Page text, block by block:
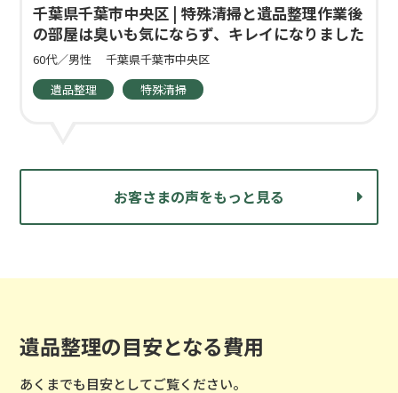
千葉県千葉市中央区 | 特殊清掃と遺品整理作業後
の部屋は臭いも気にならず、キレイになりました
60代／男性
千葉県千葉市中央区
遺品整理
特殊清掃
お客さまの声をもっと見る
遺品整理の目安となる費用
あくまでも目安としてご覧ください。